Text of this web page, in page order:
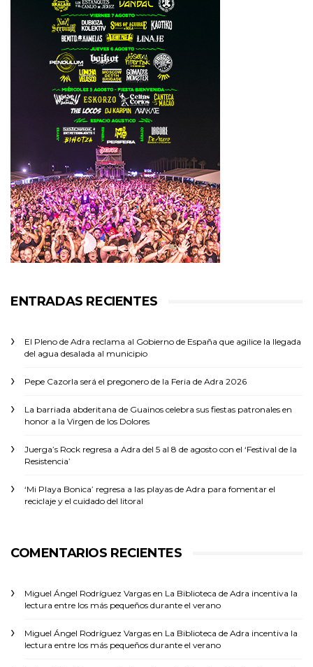
ENTRADAS RECIENTES
El Pleno de Adra reclama al Gobierno de España que agilice la llegada
del agua desalada al municipio
Pepe Cazorla será el pregonero de la Feria de Adra 2026
La barriada abderitana de Guainos celebra sus fiestas patronales en
honor a la Virgen de los Dolores
Juerga’s Rock regresa a Adra del 5 al 8 de agosto con el ‘Festival de la
Resistencia’
‘Mi Playa Bonica’ regresa a las playas de Adra para fomentar el
reciclaje y el cuidado del litoral
COMENTARIOS RECIENTES
Miguel Ángel Rodríguez Vargas en La Biblioteca de Adra incentiva la
lectura entre los más pequeños durante el verano
Miguel Ángel Rodríguez Vargas en La Biblioteca de Adra incentiva la
lectura entre los más pequeños durante el verano